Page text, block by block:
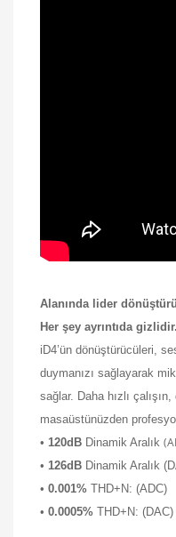
Alanında lider
Her şey ayrıntıda gizlidir.
iD4’ün dönüştürücüleri,
duymanızı sağlayarak
sağlar. Daha hızlı
masaüstünüzden
• 120dB Dinamik Aralık
• 126dB Dinamik Aralık
• 0.001% THD+N: (ADC)
• 0.0005% THD+N: (DAC)